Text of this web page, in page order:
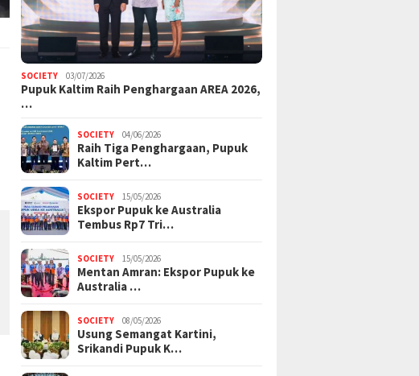
SOCIETY 03/07/2026
Pupuk Kaltim Raih Penghargaan AREA 2026,
…
SOCIETY 04/06/2026
Raih Tiga Penghargaan, Pupuk
Kaltim Pert…
SOCIETY 15/05/2026
Ekspor Pupuk ke Australia
Tembus Rp7 Tri…
SOCIETY 15/05/2026
Mentan Amran: Ekspor Pupuk ke
Australia …
SOCIETY 08/05/2026
Usung Semangat Kartini,
Srikandi Pupuk K…